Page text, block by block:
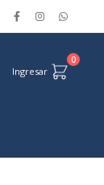
Ingresar
0